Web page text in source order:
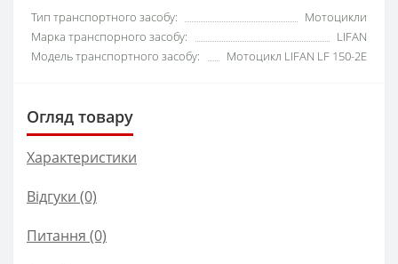
Тип транспортного засобу:
Мотоцикли
Марка транспорного засобу:
LIFAN
Модель транспортного засобу:
Мотоцикл LIFAN LF 150-2E
Огляд товару
Характеристики
Відгуки (0)
Питання (0)